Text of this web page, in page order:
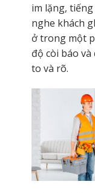
im lặng,
nghe khách
ở trong một
độ còi báo
to và rõ.